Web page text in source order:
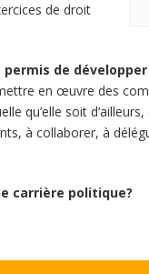
de droit
de
en œuvre des
qu’elle soit
à collaborer, à
carrière politique?